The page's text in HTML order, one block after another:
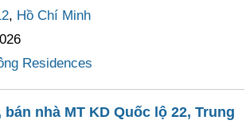
, Hồ Chí Minh
Residences
nhà MT KD Quốc lộ 22, Trung